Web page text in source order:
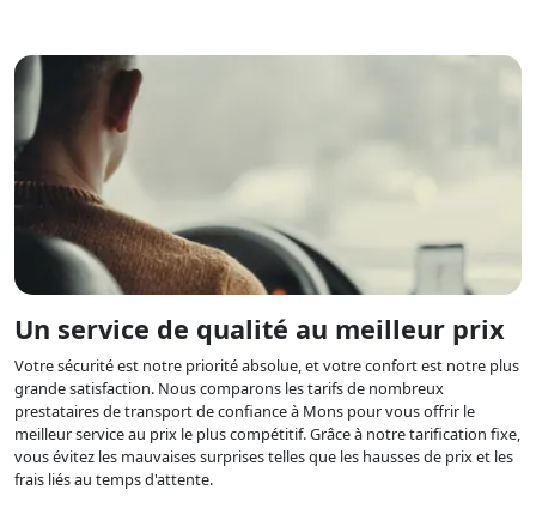
Un service de qualité au meilleur prix
Votre sécurité est notre priorité absolue, et votre confort est notre plus
grande satisfaction. Nous comparons les tarifs de nombreux
prestataires de transport de confiance à Mons pour vous offrir le
meilleur service au prix le plus compétitif. Grâce à notre tarification fixe,
vous évitez les mauvaises surprises telles que les hausses de prix et les
frais liés au temps d'attente.